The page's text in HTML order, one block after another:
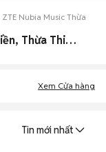
ZTE Nubia Music Thừa
0 Zte Nubia Music cũ Huyện Quảng Điền, Thừa Thiên Huế đẹp
Xem Cửa hàng
Tin mới nhất